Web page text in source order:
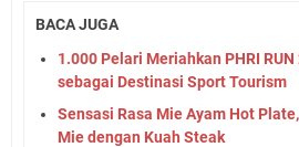
BACA JUGA
1.000 Pelari Meriahkan PHRI
sebagai Destinasi Sport Tourism
Sensasi Rasa Mie Ayam Hot
Mie dengan Kuah Steak